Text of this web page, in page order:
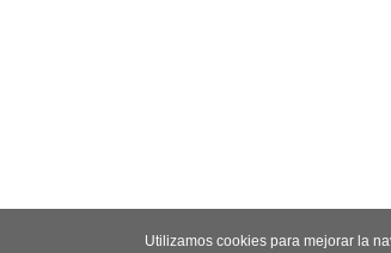
Utilizamos cookies para mejorar la